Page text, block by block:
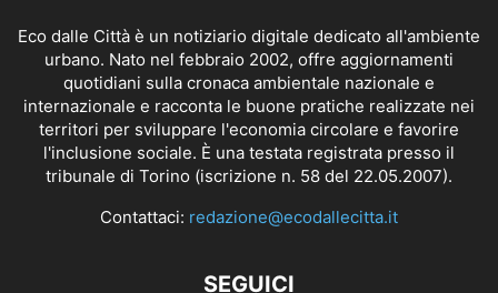
Eco dalle Città è un notiziario digitale dedicato all'ambiente
urbano. Nato nel febbraio 2002, offre aggiornamenti
quotidiani sulla cronaca ambientale nazionale e
internazionale e racconta le buone pratiche realizzate nei
territori per sviluppare l'economia circolare e favorire
l'inclusione sociale. È una testata registrata presso il
tribunale di Torino (iscrizione n. 58 del 22.05.2007).
Contattaci: redazione@ecodallecitta.it
SEGUICI